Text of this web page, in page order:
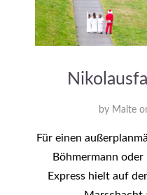
by Malte
Für einen
Böhmermann
Express hielt auf